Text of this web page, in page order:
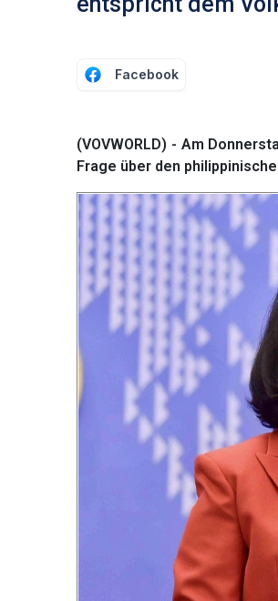
Facebook
(VOVWORLD) - Am
Frage über den